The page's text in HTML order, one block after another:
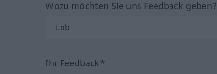
Wozu möchten Sie uns Feedback
Ihr Feedback*